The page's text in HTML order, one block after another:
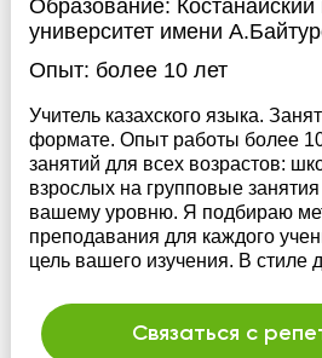
Образование:
университет имени
Опыт: более 10 лет
Учитель казахского языка.
формате. Опыт работы более
занятий для всех возрастов:
взрослых на групповые
вашему уровню. Я подбираю
преподавания для каждого
цель вашего изучения. В стиле
Связаться с